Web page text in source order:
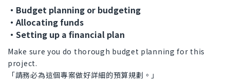
・Budget planning or budgeting
・Allocating funds
・Setting up a financial plan
Make sure you do thorough budget planning for this
project.
「請務必為這個專案做好詳細的預算規劃。」